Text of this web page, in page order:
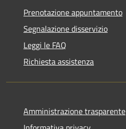
Prenotazione appuntamento
Segnalazione disservizio
Leggi le FAQ
Richiesta assistenza
Amministrazione trasparente